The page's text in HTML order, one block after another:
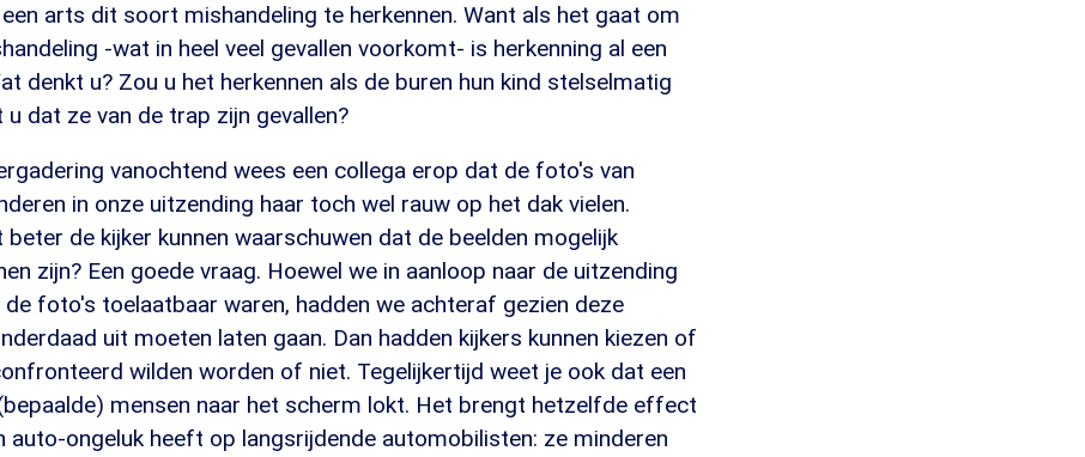
arts dit soort mishandeling te herkennen. Want als het gaat om
-wat in heel veel gevallen voorkomt- is herkenning al een
denkt u? Zou u het herkennen als de buren hun kind stelselmatig
u dat ze van de trap zijn gevallen?
vanochtend wees een collega erop dat de foto's van
in onze uitzending haar toch wel rauw op het dak vielen.
beter de kijker kunnen waarschuwen dat de beelden mogelijk
zijn? Een goede vraag. Hoewel we in aanloop naar de uitzending
foto's toelaatbaar waren, hadden we achteraf gezien deze
uit moeten laten gaan. Dan hadden kijkers kunnen kiezen of
wilden worden of niet. Tegelijkertijd weet je ook dat een
mensen naar het scherm lokt. Het brengt hetzelfde effect
auto-ongeluk heeft op langsrijdende automobilisten: ze minderen